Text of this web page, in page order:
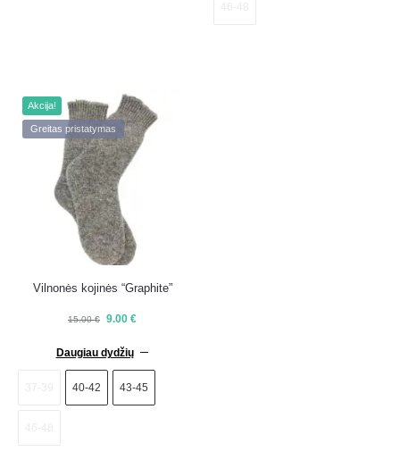
Akcija!
Greitas pristatymas
Vilnonės kojinės “Graphite”
15.00€ 9.00 €
Daugiau dydžių
40-42 43-45